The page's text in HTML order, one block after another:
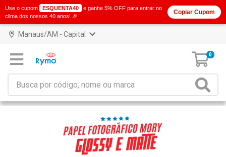
Manaus/AM - Capital
0
Use o cupom ESQUENTA40
e ganhe 5% OFF para entrar no
clima dos nossos 40 anos! 🎉
Copiar Cupom